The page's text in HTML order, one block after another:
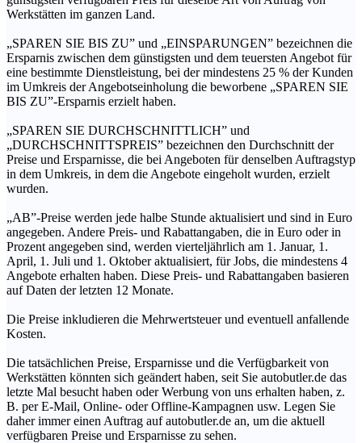
Werkstätten im ganzen Land.
„SPAREN SIE BIS ZU” und „EINSPARUNGEN” bezeichnen die
Ersparnis zwischen dem günstigsten und dem teuersten Angebot für
eine bestimmte Dienstleistung, bei der mindestens 25 % der Kunden
im Umkreis der Angebotseinholung die beworbene „SPAREN SIE
BIS ZU”-Ersparnis erzielt haben.
„SPAREN SIE DURCHSCHNITTLICH” und
„DURCHSCHNITTSPREIS” bezeichnen den Durchschnitt der
Preise und Ersparnisse, die bei Angeboten für denselben Auftragstyp
in dem Umkreis, in dem die Angebote eingeholt wurden, erzielt
wurden.
„AB”-Preise werden jede halbe Stunde aktualisiert und sind in Euro
angegeben. Andere Preis- und Rabattangaben, die in Euro oder in
Prozent angegeben sind, werden vierteljährlich am 1. Januar, 1.
April, 1. Juli und 1. Oktober aktualisiert, für Jobs, die mindestens 4
Angebote erhalten haben. Diese Preis- und Rabattangaben basieren
auf Daten der letzten 12 Monate.
Die Preise inkludieren die Mehrwertsteuer und eventuell anfallende
Kosten.
Die tatsächlichen Preise, Ersparnisse und die Verfügbarkeit von
Werkstätten könnten sich geändert haben, seit Sie autobutler.de das
letzte Mal besucht haben oder Werbung von uns erhalten haben, z.
B. per E-Mail, Online- oder Offline-Kampagnen usw. Legen Sie
daher immer einen Auftrag auf autobutler.de an, um die aktuell
verfügbaren Preise und Ersparnisse zu sehen.